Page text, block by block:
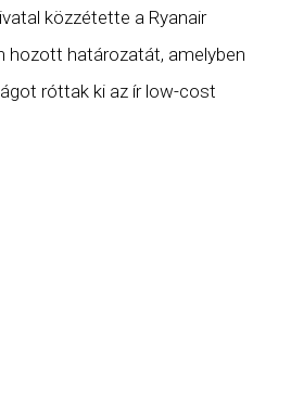
közzétette a Ryanair
hozott határozatát, amelyben
róttak ki az ír low-cost